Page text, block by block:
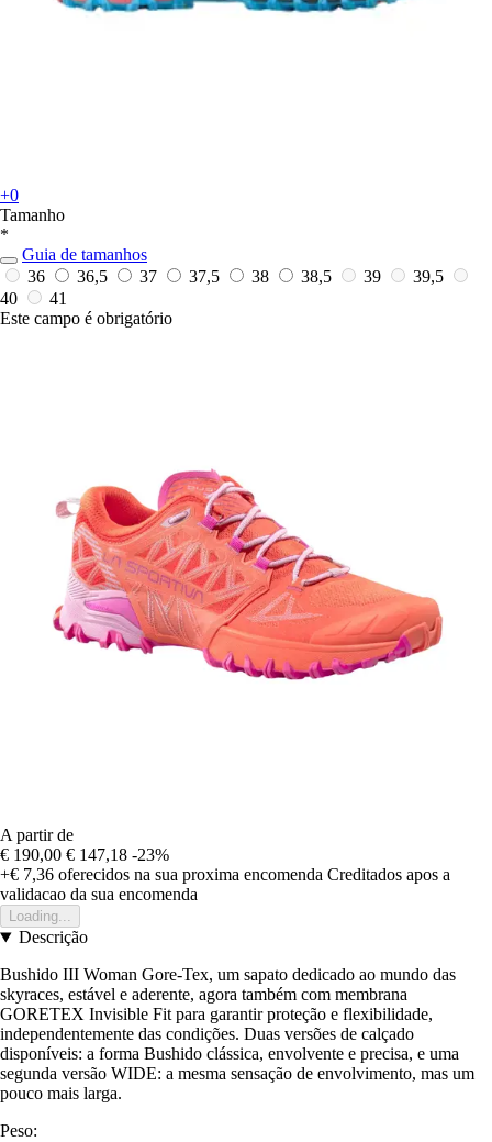
+0
Tamanho
*
Guia de tamanhos
36
36,5 37 37,5 38 38,5 39
39,5
40
41
Este campo é obrigatório
A partir de
€ 190,00 € 147,18 -23%
+€ 7,36 oferecidos na sua proxima encomenda Creditados apos a
validacao da sua encomenda
Loading...
Descrição
Bushido III Woman Gore-Tex, um sapato dedicado ao mundo das
skyraces, estável e aderente, agora também com membrana
GORETEX Invisible Fit para garantir proteção e flexibilidade,
independentemente das condições. Duas versões de calçado
disponíveis: a forma Bushido clássica, envolvente e precisa, e uma
segunda versão WIDE: a mesma sensação de envolvimento, mas um
pouco mais larga.
Peso: